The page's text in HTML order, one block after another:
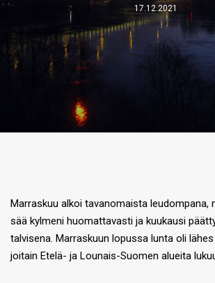
17.12.2021
Marraskuu alkoi tavanomaista leudompana,
sää kylmeni huomattavasti ja kuukausi
talvisena. Marraskuun lopussa lunta oli
joitain Etelä- ja Lounais-Suomen alueita